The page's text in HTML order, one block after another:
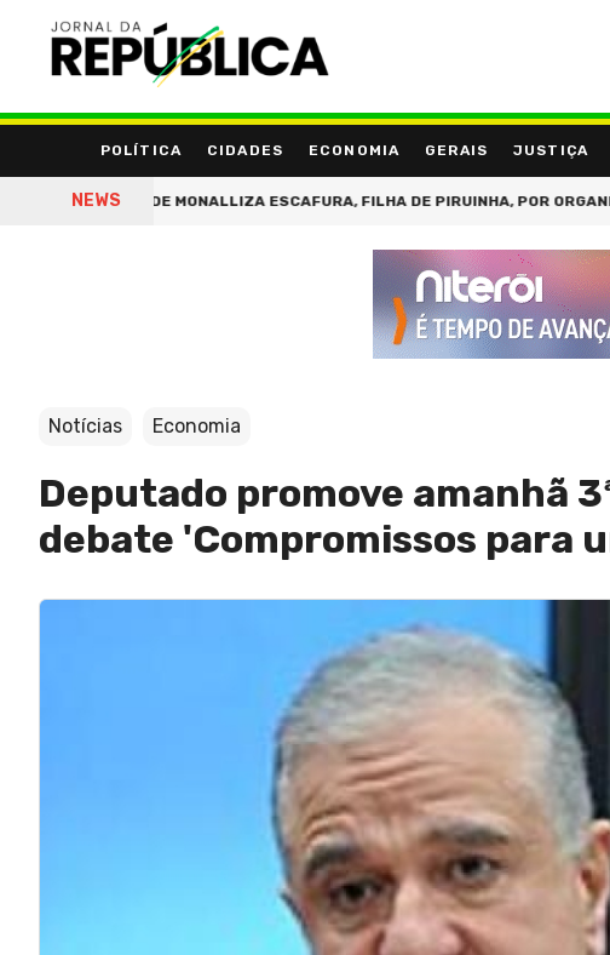
POLÍTICA CIDADES ECONOMIA GERAIS JUSTIÇA
NEWS
PRENDE MONALLIZA ESCAFURA, FILHA DE PIRUINHA, POR ORGANIZAÇÃO
Notícias Economia
Deputado promove amanhã
debate 'Compromissos para